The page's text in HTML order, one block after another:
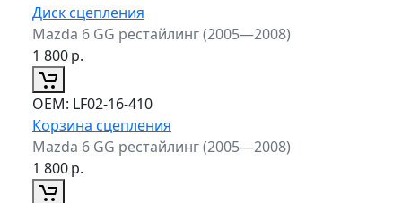
Диск сцепления
Mazda 6 GG рестайлинг (2005—2008)
1 800р.
ОЕМ: LF02-16-410
Корзина сцепления
Mazda 6 GG рестайлинг (2005—2008)
1 800р.